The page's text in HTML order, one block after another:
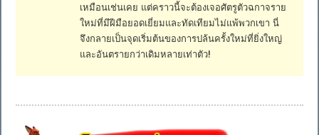
เหมือนเช่นเคย แต่คราวนี้จะต้องเจอศัตรูตัวฉกาจราย
ใหม่ที่มีฝีมือยอดเยี่ยมและทัดเทียมไม่แพ้พวกเขา นี่
จึงกลายเป็นจุดเริ่มต้นของการปล้นครั้งใหม่ที่ยิ่งใหญ่
และอันตรายกว่าเดิมหลายเท่าตัว!